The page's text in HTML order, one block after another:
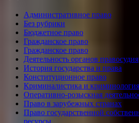
Административное право
Без рубрики
Бюджетное право
Гражданское право
Гражданское право
Деятельность органов правосудия
История государства и права
Конституционное право
Криминалистика и криминология
Оперативно-розыскная
Право в зарубежных странах
Право государственной
ресурсы